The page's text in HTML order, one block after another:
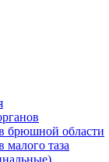
брюшной области
таза